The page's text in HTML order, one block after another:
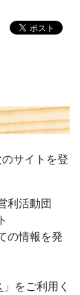
サイトを登
利活動団
の情報を発
」をご利用く